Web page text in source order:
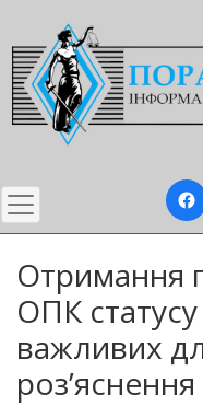
до
основного
вмісту
Отримання
ОПК
важливих